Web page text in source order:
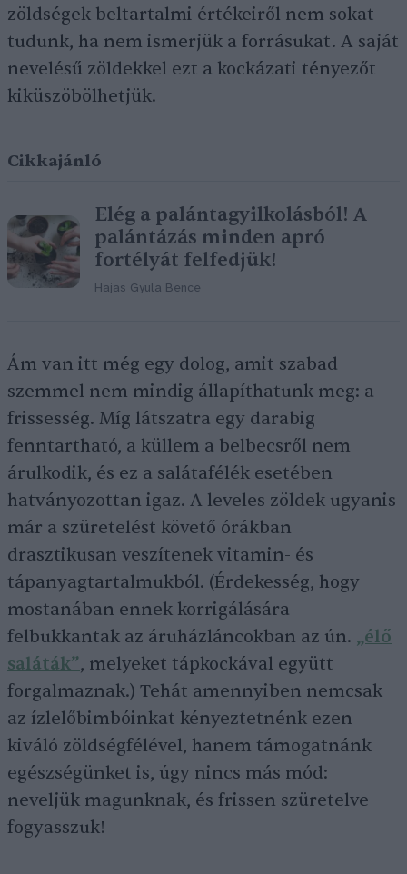
zöldségek beltartalmi értékeiről nem sokat
tudunk, ha nem ismerjük a forrásukat. A saját
nevelésű zöldekkel ezt a kockázati tényezőt
kiküszöbölhetjük.
Cikkajánló
Elég a palántagyilkolásból! A
palántázás minden apró
fortélyát felfedjük!
Hajas Gyula Bence
Ám van itt még egy dolog, amit szabad
szemmel nem mindig állapíthatunk meg: a
frissesség. Míg látszatra egy darabig
fenntartható, a küllem a belbecsről nem
árulkodik, és ez a salátafélék esetében
hatványozottan igaz. A leveles zöldek ugyanis
már a szüretelést követő órákban
drasztikusan veszítenek vitamin- és
tápanyagtartalmukból. (Érdekesség, hogy
mostanában ennek korrigálására
felbukkantak az áruházláncokban az ún. „élő
saláták”, melyeket tápkockával együtt
forgalmaznak.) Tehát amennyiben nemcsak
az ízlelőbimbóinkat kényeztetnénk ezen
kiváló zöldségfélével, hanem támogatnánk
egészségünket is, úgy nincs más mód:
neveljük magunknak, és frissen szüretelve
fogyasszuk!